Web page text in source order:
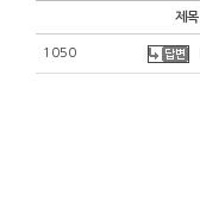
제목
1050